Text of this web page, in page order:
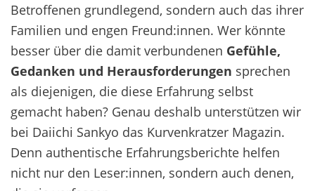
Betroffenen grundlegend, sondern auch das ihrer
Familien und engen Freund:innen. Wer könnte
besser über die damit verbundenen Gefühle,
Gedanken und Herausforderungen sprechen
als diejenigen, die diese Erfahrung selbst
gemacht haben? Genau deshalb unterstützen wir
bei Daiichi Sankyo das Kurvenkratzer Magazin.
Denn authentische Erfahrungsberichte helfen
nicht nur den Leser:innen, sondern auch denen,